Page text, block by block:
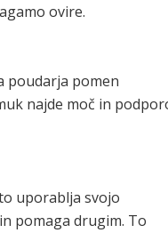
ovire.
poudarja pomen
najde moč in
uporablja svojo
pomaga drugim. To